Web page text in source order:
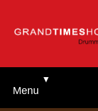
Menu
▼